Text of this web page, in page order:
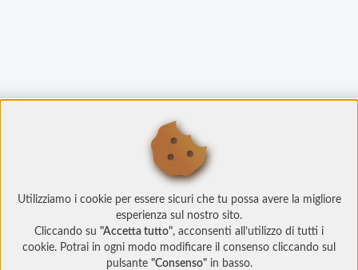
Utilizziamo i cookie per essere sicuri che tu possa avere la migliore
esperienza sul nostro sito.
Cliccando su "Accetta tutto", acconsenti all’utilizzo di tutti i
cookie. Potrai in ogni modo modificare il consenso cliccando sul
pulsante "Consenso"in basso.